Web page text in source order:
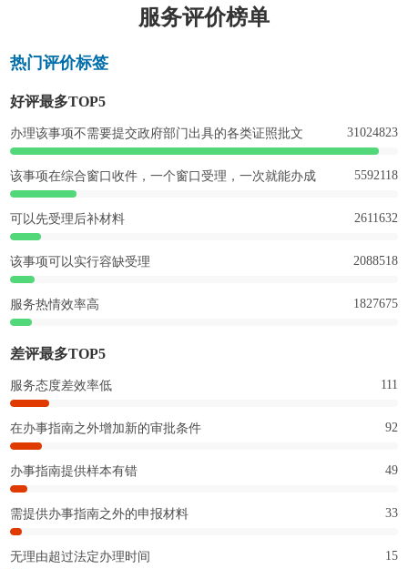
服务评价榜单
热门评价标签
好评最多TOP5
办理该事项不需要提交政府部门出具的各类证照批文 31024823
该事项在综合窗口收件，一个窗口受理，一次就能办成 5592118
可以先受理后补材料 2611632
该事项可以实行容缺受理 2088518
服务热情效率高 1827675
差评最多TOP5
服务态度差效率低 111
在办事指南之外增加新的审批条件 92
办事指南提供样本有错 49
需提供办事指南之外的申报材料 33
无理由超过法定办理时间 15